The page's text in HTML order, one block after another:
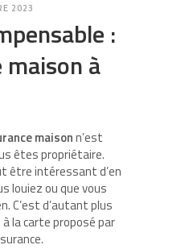
2023
:
maison à
maisonn’est
êtes propriétaire.
être intéressant d’en
louiez ou que vous
C’est d’autant plus
à la carte proposé par